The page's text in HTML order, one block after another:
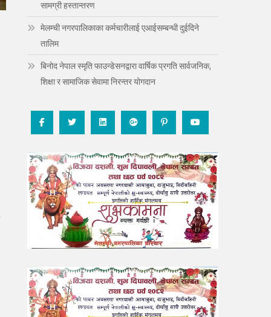
सामग्री हस्तान्तरण
मेलम्ची नगरपालिकाका कर्मचारीलाई एआईसम्बन्धी दुईदिने
तालिम
बिनोद नेपाल स्मृति फाउन्डेसनद्वारा वार्षिक प्रगति सार्वजनिक,
शिक्षा र सामाजिक सेवामा निरन्तर योगदान